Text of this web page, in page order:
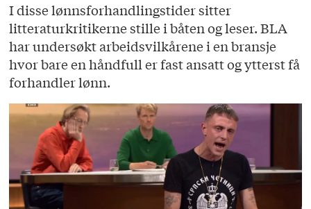
I disse lønnsforhandlingstider sitter
litteraturkritikerne stille i båten og leser. BLA
har undersøkt arbeidsvilkårene i en bransje
hvor bare en håndfull er fast ansatt og ytterst få
forhandler lønn.